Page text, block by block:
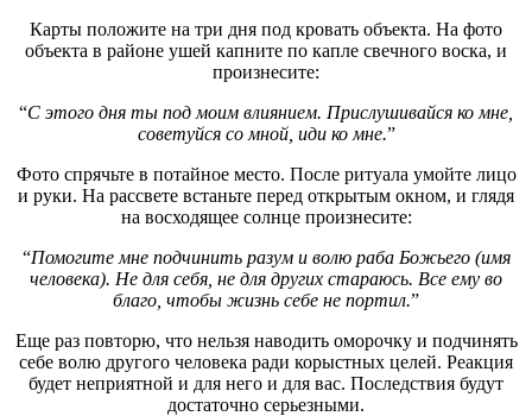
Карты положите на три дня под кровать объекта. На фото
объекта в районе ушей капните по капле свечного воска, и
произнесите:
“С этого дня ты под моим влиянием. Прислушивайся ко мне,
советуйся со мной, иди ко мне.”
Фото спрячьте в потайное место. После ритуала умойте лицо
и руки. На рассвете встаньте перед открытым окном, и глядя
на восходящее солнце произнесите:
“Помогите мне подчинить разум и волю раба Божьего (имя
человека). Не для себя, не для других стараюсь. Все ему во
благо, чтобы жизнь себе не портил.”
Еще раз повторю, что нельзя наводить оморочку и подчинять
себе волю другого человека ради корыстных целей. Реакция
будет неприятной и для него и для вас. Последствия будут
достаточно серьезными.